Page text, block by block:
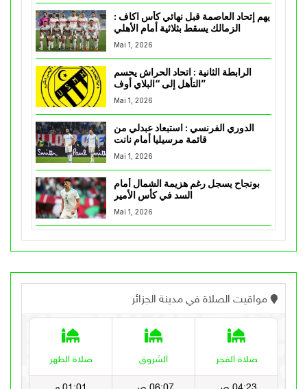
يهم إتحاد العاصمة قبل نهائي كأس اكاف :
Mai 1, 2026
الرابطة الثانية : اتحاد الحراش يحسم
التأهل إلى “البلاي أوف”
Mai 1, 2026
الدوري الفرنسي : استبعاد عبدلي من
قائمة مرسيليا أمام نانت
Mai 1, 2026
بونجاح يسجل رغم هزيمة الشمال أمام
السد في كأس الأمير
Mai 1, 2026